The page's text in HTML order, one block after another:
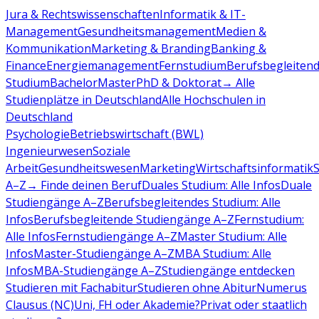
Jura & RechtswissenschaftenInformatik & IT-
ManagementGesundheitsmanagementMedien &
KommunikationMarketing & BrandingBanking &
FinanceEnergiemanagementFernstudiumBerufsbegleitend
StudiumBachelorMasterPhD & Doktorat→ Alle
Studienplätze in DeutschlandAlle Hochschulen in
Deutschland
PsychologieBetriebswirtschaft (BWL)
IngenieurwesenSoziale
ArbeitGesundheitswesenMarketingWirtschaftsinformatik
A–Z→ Finde deinen BerufDuales Studium: Alle InfosDuale
Studiengänge A–ZBerufsbegleitendes Studium: Alle
InfosBerufsbegleitende Studiengänge A–ZFernstudium:
Alle InfosFernstudiengänge A–ZMaster Studium: Alle
InfosMaster-Studiengänge A–ZMBA Studium: Alle
InfosMBA-Studiengänge A–ZStudiengänge entdecken
Studieren mit FachabiturStudieren ohne AbiturNumerus
Clausus (NC)Uni, FH oder Akademie?Privat oder staatlich